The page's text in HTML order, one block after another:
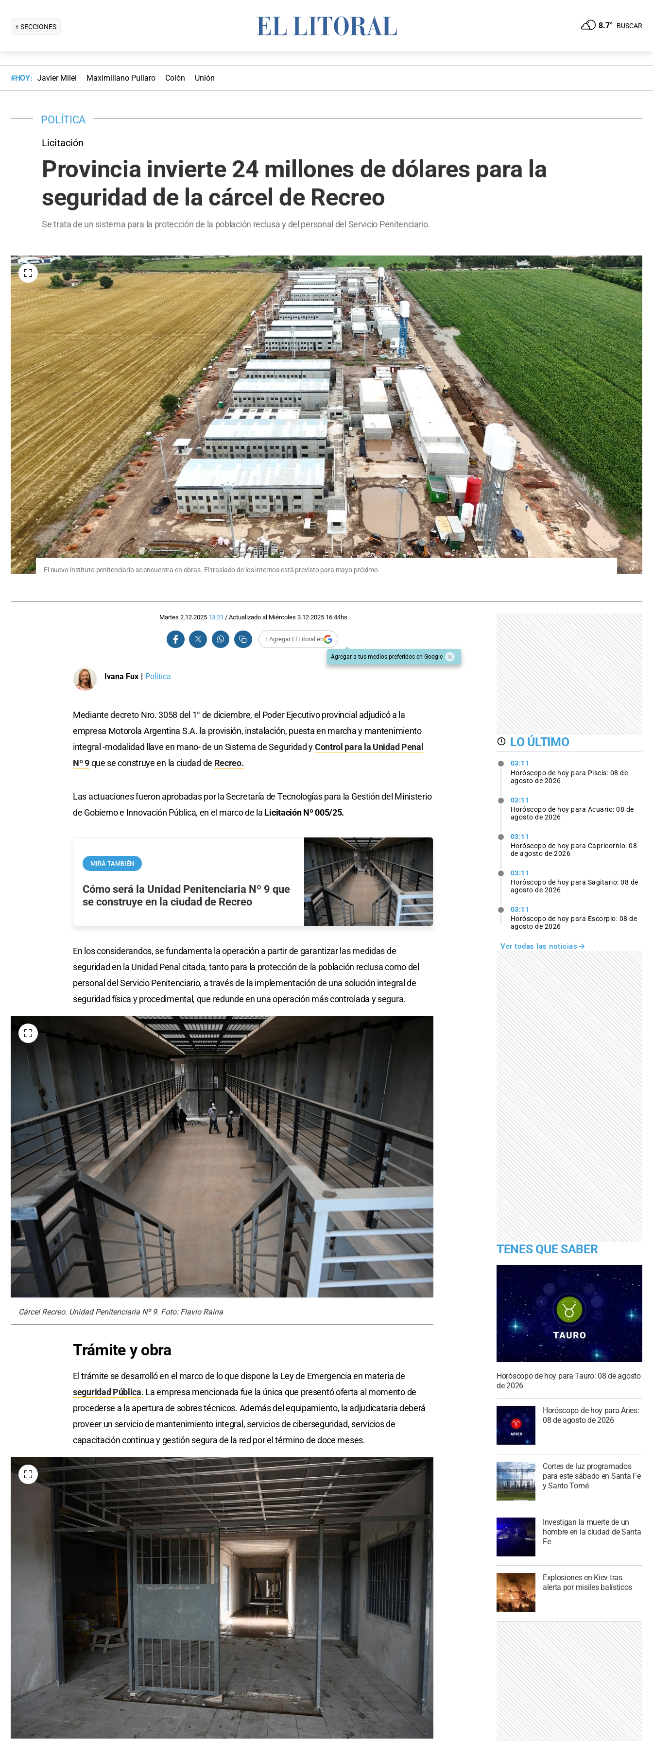
+ SECCIONES 8.7° BUSCAR
#HOY: Javier Milei Maximiliano Pullaro Colón Unión
POLÍTICA
Licitación
Provincia invierte 24 millones de dólares para la
seguridad de la cárcel de Recreo
Se trata de un sistema para la protección de la población reclusa y del personal del Servicio Penitenciario.
El nuevo instituto penitenciario se encuentra en obras. El traslado de los internos está previsto para mayo próximo.
Martes 2.12.2025 13:23/ Actualizado al Miércoles 3.12.2025 16:44hs
+ Agregar El Litoral en
Agregar a tus medios preferidos en Google
Ivana Fux | Política
Mediante decreto Nro. 3058 del 1° de diciembre, el Poder Ejecutivo provincial adjudicó a la
empresa Motorola Argentina S.A. la provisión, instalación, puesta en marcha y mantenimiento
integral -modalidad llave en mano- de un Sistema de Seguridad yControl para la Unidad Penal
Nº 9que se construye en la ciudad de Recreo.
Las actuaciones fueron aprobadas por la Secretaría de Tecnologías para la Gestión del Ministerio
de Gobierno e Innovación Pública, en el marco de la Licitación Nº 005/25.
MIRÁ TAMBIÉN
Cómo será la Unidad Penitenciaria Nº 9 que
se construye en la ciudad de Recreo
En los considerandos, se fundamenta la operación a partir de garantizar las medidas de
seguridad en la Unidad Penal citada, tanto para la protección de la población reclusa como del
personal del Servicio Penitenciario, a través de la implementación de una solución integral de
seguridad física y procedimental, que redunde en una operación más controlada y segura.
Cárcel Recreo. Unidad Penitenciaria Nº 9. Foto: Flavio Raina
Trámite y obra
El trámite se desarrolló en el marco de lo que dispone la Ley de Emergencia en materia de
seguridad Pública. La empresa mencionada fue la única que presentó oferta al momento de
procederse a la apertura de sobres técnicos. Además del equipamiento, la adjudicataria deberá
proveer un servicio de mantenimiento integral, servicios de ciberseguridad, servicios de
capacitación continua y gestión segura de la red por el término de doce meses.
LO ÚLTIMO
03:11
Horóscopo de hoy para Piscis: 08 de
agosto de 2026
03:11
Horóscopo de hoy para Acuario: 08 de
agosto de 2026
03:11
Horóscopo de hoy para Capricornio: 08
de agosto de 2026
03:11
Horóscopo de hoy para Sagitario: 08 de
agosto de 2026
03:11
Horóscopo de hoy para Escorpio: 08 de
agosto de 2026
Ver todas las noticias
TENES QUE SABER
Horóscopo de hoy para Tauro: 08 de agosto
de 2026
Horóscopo de hoy para Aries:
08 de agosto de 2026
Cortes de luz programados
para este sábado en Santa Fe
y Santo Tomé
Investigan la muerte de un
hombre en la ciudad de Santa
Fe
Explosiones en Kiev tras
alerta por misiles balísticos